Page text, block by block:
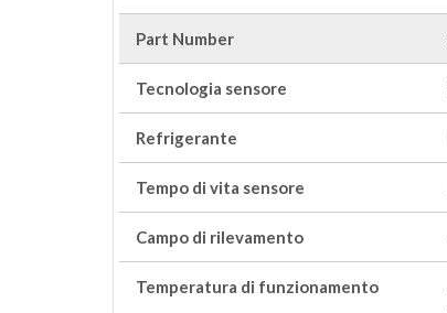
Part Number
Tecnologia sensore
Refrigerante
Tempo di vita sensore
Campo di rilevamento
Temperatura di funzionamento